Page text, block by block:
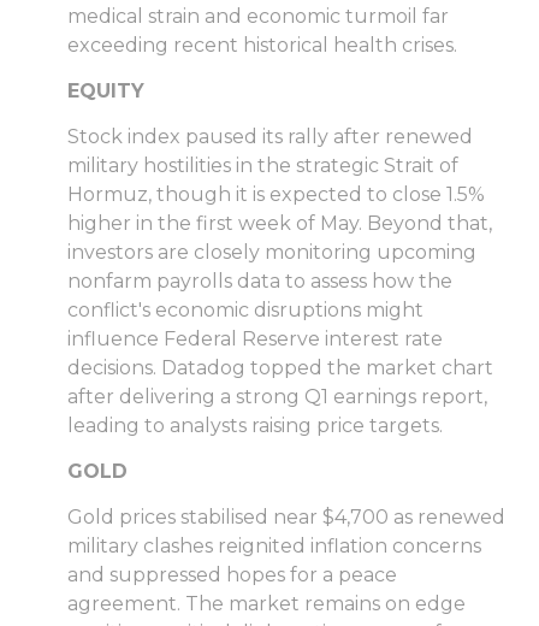
medical strain and economic turmoil far
exceeding recent historical health crises.
EQUITY
Stock index paused its rally after renewed
military hostilities in the strategic Strait of
Hormuz, though it is expected to close 1.5%
higher in the first week of May. Beyond that,
investors are closely monitoring upcoming
nonfarm payrolls data to assess how the
conflict's economic disruptions might
influence Federal Reserve interest rate
decisions. Datadog topped the market chart
after delivering a strong Q1 earnings report,
leading to analysts raising price targets.
GOLD
Gold prices stabilised near $4,700 as renewed
military clashes reignited inflation concerns
and suppressed hopes for a peace
agreement. The market remains on edge